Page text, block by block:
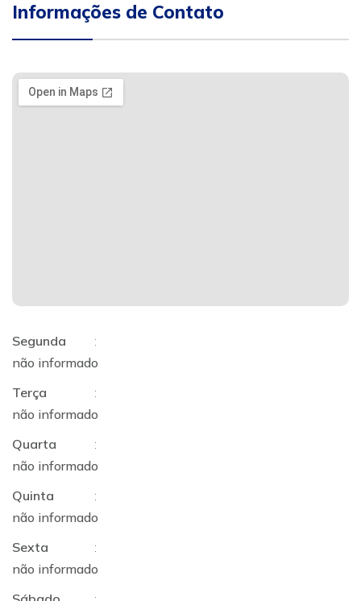
Informações de Contato
Segunda
:
não informado
Terça
:
não informado
Quarta
:
não informado
Quinta
:
não informado
Sexta
:
não informado